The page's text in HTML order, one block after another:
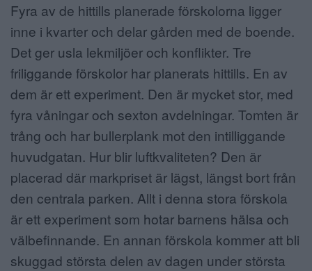
Fyra av de hittills planerade förskolorna ligger
inne i kvarter och delar gården med de boende.
Det ger usla lekmiljöer och konflikter. Tre
friliggande förskolor har planerats hittills. En av
dem är ett experiment. Den är mycket stor, med
fyra våningar och sexton avdelningar. Tomten är
trång och har bullerplank mot den intilliggande
huvudgatan. Hur blir luftkvaliteten? Den är
placerad där markpriset är lägst, längst bort från
den centrala parken. Allt i denna stora förskola
är ett experiment som hotar barnens hälsa och
välbefinnande. En annan förskola kommer att bli
skuggad största delen av dagen under största